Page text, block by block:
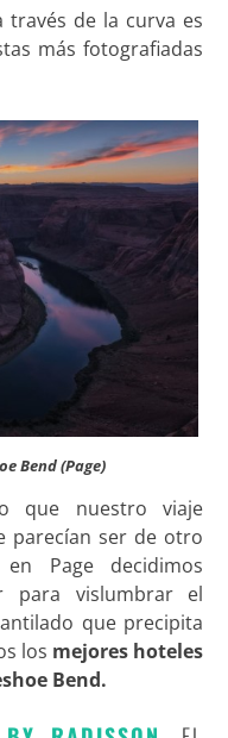
de la curva es
más fotografiadas
Bend (Page)
que nuestro viaje
parecían ser de otro
Page decidimos
para vislumbrar el
que precipita
los mejores hoteles
Bend.